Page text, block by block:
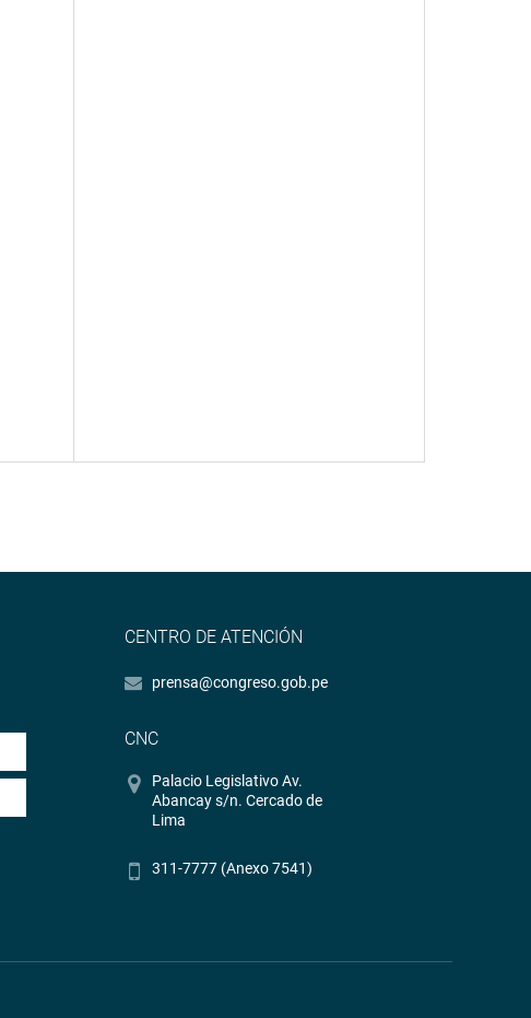
CENTRO DE ATENCIÓN
prensa@congreso.gob.pe
CNC
Palacio Legislativo Av.
Abancay s/n. Cercado de
Lima
311-7777 (Anexo 7541)